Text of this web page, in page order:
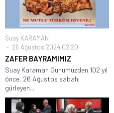
Suay KARAMAN
26 Ağustos 2024 02:20
ZAFER BAYRAMIMIZ
Suay Karaman Günümüzden 102 yıl
önce, 26 Ağustos sabahı
gürleyen...